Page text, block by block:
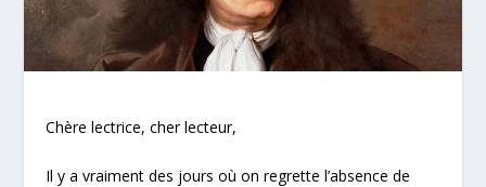
Chère lectrice, cher lecteur,
Il y a vraiment des jours où on regrette l’absence de